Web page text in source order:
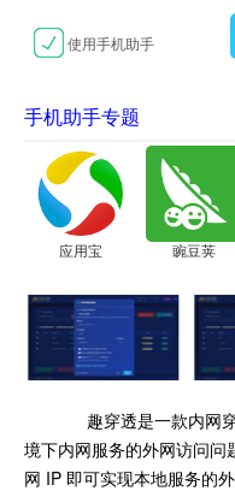
使用手机助手
手机助手专题
应用宝 豌豆荚
趣穿透是一款内网
境下内网服务的外网访问
网 IP 即可实现本地服务